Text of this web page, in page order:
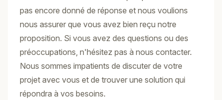
pas encore donné de réponse et nous voulions
nous assurer que vous avez bien reçu notre
proposition. Si vous avez des questions ou des
préoccupations, n'hésitez pas à nous contacter.
Nous sommes impatients de discuter de votre
projet avec vous et de trouver une solution qui
répondra à vos besoins.